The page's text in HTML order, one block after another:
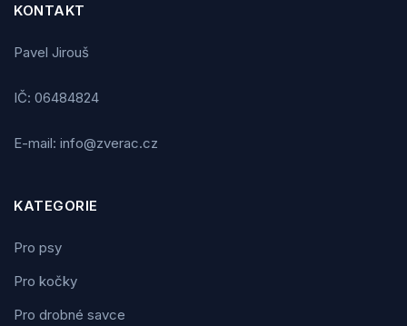
KONTAKT
Pavel Jirouš
IČ: 06484824
E-mail: info@zverac.cz
KATEGORIE
Pro psy
Pro kočky
Pro drobné savce